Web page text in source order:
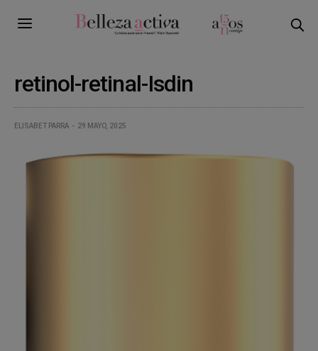
retinol-retinal-Isdin
ELISABET PARRA 29 MAYO, 2025